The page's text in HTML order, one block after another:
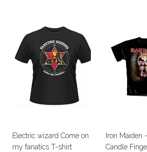
Electric wizard Come on
my fanatics T-shirt
Iron Maiden
Candle